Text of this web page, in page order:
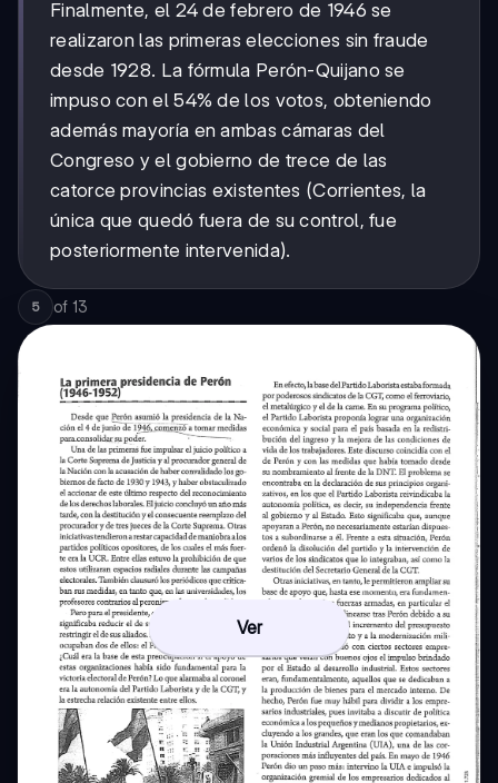
Finalmente, el 24 de febrero de 1946 se
realizaron las primeras elecciones sin fraude
desde 1928. La fórmula Perón-Quijano se
impuso con el 54% de los votos, obteniendo
además mayoría en ambas cámaras del
Congreso y el gobierno de trece de las
catorce provincias existentes (Corrientes, la
única que quedó fuera de su control, fue
posteriormente intervenida).
5 of 13
Ver